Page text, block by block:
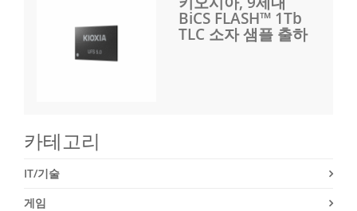
BiCS FLASH™ 1Tb
TLC 소자 샘플 출하
카테고리
IT/기술
게임